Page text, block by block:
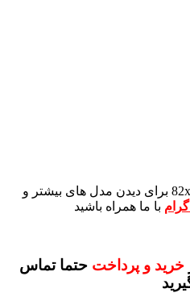
برای دیدن مدل های بیشتر و
با ما همراه باشید
خرید و پرداختحتما تماس